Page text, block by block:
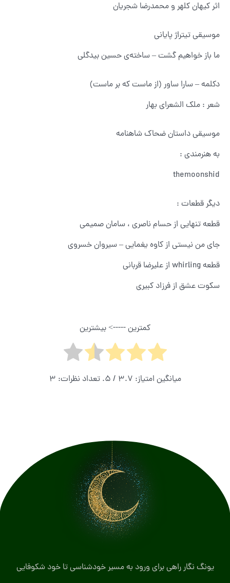
اثر کیهان کلهر و محمدرضا شجریان
موسیقی تیتراژ پایانی
ما باز خواهیم گشت – ساخته‌ی حسین بیدگلی
دکلمه – سارا ساور (از ماست که بر ماست)
شعر : ملک الشعرای بهار
موسیقی داستان ضحاک شاهنامه
به هنرمندی :
themoonshid
دیگر قطعات :
قطعه تنهایی از حسام ناصری ، سامان صمیمی
جای من نیستی از کاوه یغمایی – سیروان خسروی
قطعه whirling از علیرضا قربانی
سکوت عشق از فرزاد کبیری
کمترین -----> بیشترین
میانگین امتیاز: 3.7 / 5. تعداد نظرات: 3
یونگ نگار راهی برای ورود به مسیر خودشناسی تا خود شکوفایی